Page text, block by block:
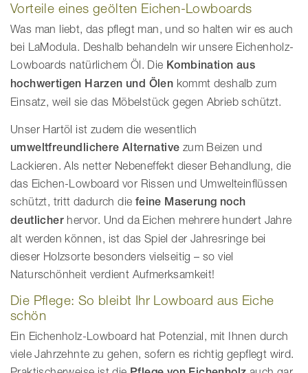
Vorteile eines geölten Eichen-Lowboards
Was man liebt, das pflegt man, und so halten wir es auch
bei LaModula. Deshalb behandeln wir unsere Eichenholz-
Lowboards natürlichem Öl. Die Kombination aus
hochwertigen Harzen und Ölen kommt deshalb zum
Einsatz, weil sie das Möbelstück gegen Abrieb schützt.
Unser Hartöl ist zudem die wesentlich
umweltfreundlichere Alternative zum Beizen und
Lackieren. Als netter Nebeneffekt dieser Behandlung, die
das Eichen-Lowboard vor Rissen und Umwelteinflüssen
schützt, tritt dadurch die feine Maserung noch
deutlicher hervor. Und da Eichen mehrere hundert Jahre
alt werden können, ist das Spiel der Jahresringe bei
dieser Holzsorte besonders vielseitig – so viel
Naturschönheit verdient Aufmerksamkeit!
Die Pflege: So bleibt Ihr Lowboard aus Eiche
schön
Ein Eichenholz-Lowboard hat Potenzial, mit Ihnen durch
viele Jahrzehnte zu gehen, sofern es richtig gepflegt wird.